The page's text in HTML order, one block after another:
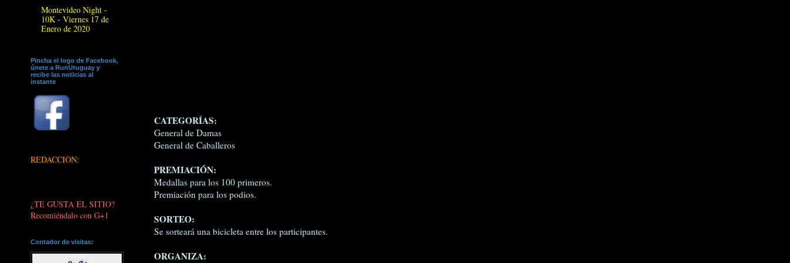
CATEGORÍAS:
General de Damas
General de Caballeros
PREMIACIÓN:
Medallas para los 100 primeros.
Premiación para los podios.
SORTEO:
Se sorteará una bicicleta entre los participantes.
ORGANIZA:
Montevideo Night -
10K - Viernes 17 de
Enero de 2020
Pincha el logo de Facebook,
únete a RunUruguay y
recibe las noticias al
instante
REDACCIÓN:
¿TE GUSTA EL SITIO?
Recomiéndalo con G+1
Contador de visitas: